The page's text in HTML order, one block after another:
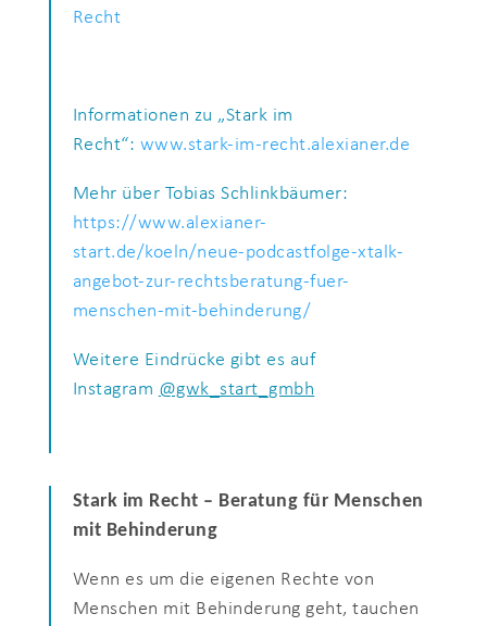
Recht
Informationen zu „Stark im
Recht“: www.stark-im-recht.alexianer.de
Mehr über Tobias Schlinkbäumer:
https://www.alexianer-
start.de/koeln/neue-podcastfolge-xtalk-
angebot-zur-rechtsberatung-fuer-
menschen-mit-behinderung/
Weitere Eindrücke gibt es auf
Instagram @gwk_start_gmbh
Stark im Recht – Beratung für Menschen
mit Behinderung
Wenn es um die eigenen Rechte von
Menschen mit Behinderung geht, tauchen